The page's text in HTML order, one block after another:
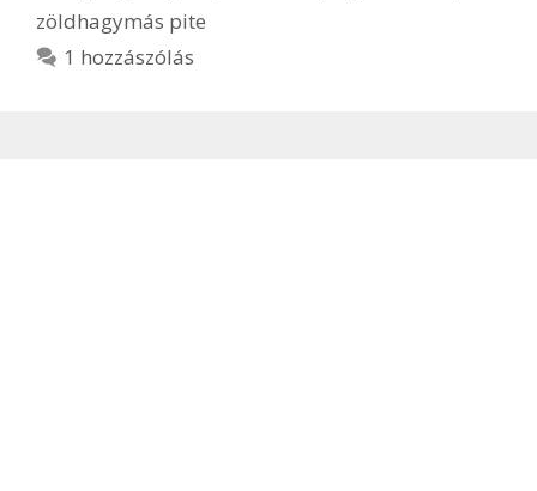
zöldhagymás pite
1 hozzászólás